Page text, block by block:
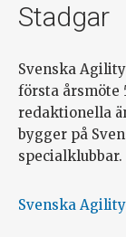
Stadgar
Svenska
första årsmöte
redaktionella
bygger på
specialklubbar.
Svenska